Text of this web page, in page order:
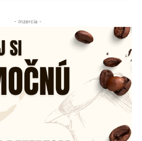
- Inzercia -